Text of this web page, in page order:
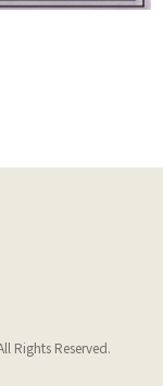
Rights Reserved.